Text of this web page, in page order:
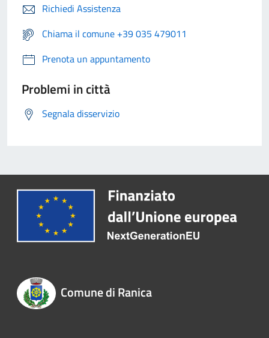
Richiedi Assistenza
Chiama il comune +39 035 479011
Prenota un appuntamento
Problemi in città
Segnala disservizio
Comune di Ranica